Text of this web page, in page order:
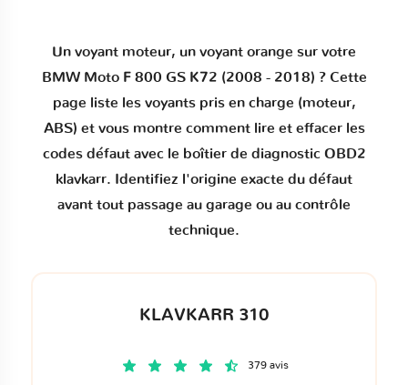
Un voyant moteur, un voyant orange sur votre
BMW Moto F 800 GS K72 (2008 - 2018) ? Cette
page liste les voyants pris en charge (moteur,
ABS) et vous montre comment lire et effacer les
codes défautavec le boîtier de diagnostic OBD2
klavkarr. Identifiez l'origine exacte du défaut
avant tout passage au garage ou au contrôle
technique.
KLAVKARR 310
379 avis